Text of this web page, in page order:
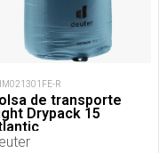
R
de transporte
Drypack 15